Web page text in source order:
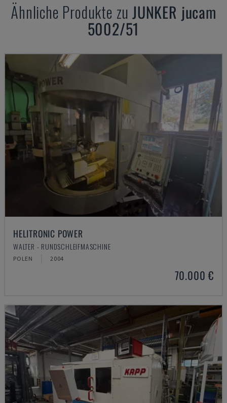
Ähnliche Produkte zuJUNKER jucam
5002/51
HELITRONIC POWER
WALTER - RUNDSCHLEIFMASCHINE
POLEN 2004
70.000 €